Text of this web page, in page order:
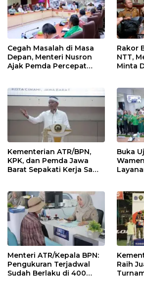
Cegah Masalah di Masa
Depan, Menteri Nusron
Ajak Pemda Percepat
Rakor
NTT,
Minta
Kementerian ATR/BPN,
KPK, dan Pemda Jawa
Barat Sepakati Kerja Sama
Ekonomi Daerah
Buka
Menteri ATR/Kepala BPN:
Pengukuran Terjadwal
Sudah Berlaku di 400
Raih